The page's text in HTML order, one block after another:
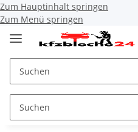
Zum Hauptinhalt springen
Zum Menü springen